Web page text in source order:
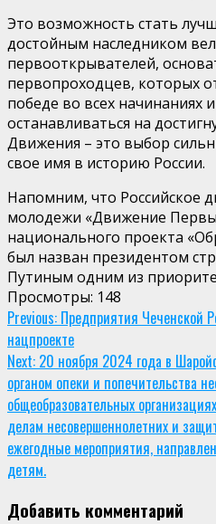
Это возможность стать
достойным наследником
первооткрывателей,
первопроходцев, которых
победе во всех начинаниях
останавливаться на
Движения – это выбор
свое имя в историю России.
Напомним, что Российское
молодежи «Движение
национального проекта
был назван президентом
Путиным одним из
Просмотры: 148
Continue
Reading
Previous: Предприятия Чеченской
нацпроекте
Next: 20 ноября 2024 года в
органом опеки и попечительства
общеобразовательных
делам несовершеннолетних и
ежегодные мероприятия,
детям.
Добавить комментарий